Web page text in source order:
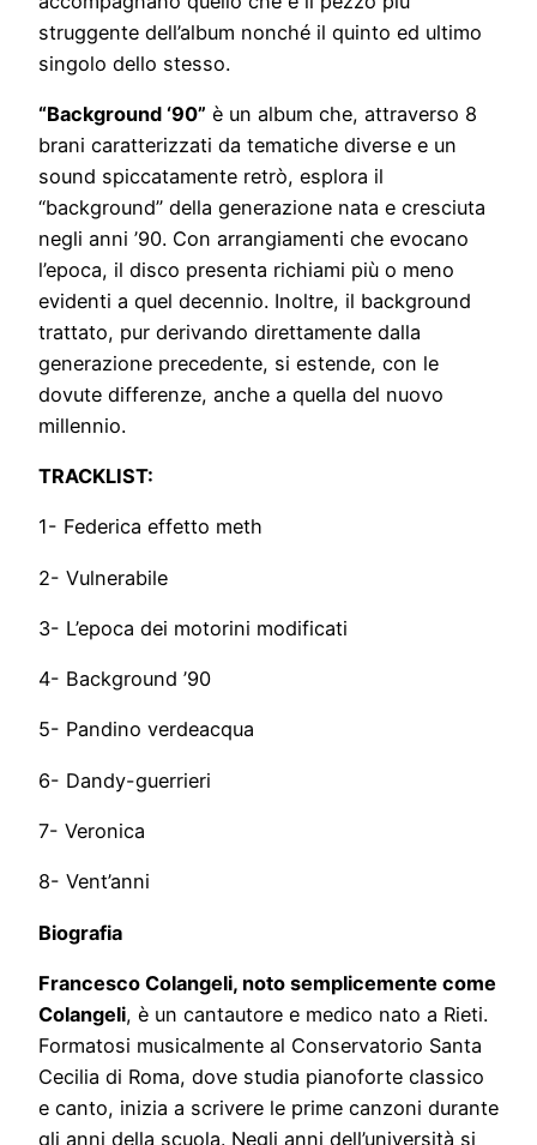
struggente dell’album nonché il quinto ed ultimo
singolo dello stesso.
“Background ‘90” è un album che, attraverso 8
brani caratterizzati da tematiche diverse e un
sound spiccatamente retrò, esplora il
“background” della generazione nata e cresciuta
negli anni ’90. Con arrangiamenti che evocano
l’epoca, il disco presenta richiami più o meno
evidenti a quel decennio. Inoltre, il background
trattato, pur derivando direttamente dalla
generazione precedente, si estende, con le
dovute differenze, anche a quella del nuovo
millennio.
TRACKLIST:
1- Federica effetto meth
2- Vulnerabile
3- L’epoca dei motorini modificati
4- Background ’90
5- Pandino verdeacqua
6- Dandy-guerrieri
7- Veronica
8- Vent’anni
Biografia
Francesco Colangeli, noto semplicemente come
Colangeli, è un cantautore e medico nato a Rieti.
Formatosi musicalmente al Conservatorio Santa
Cecilia di Roma, dove studia pianoforte classico
e canto, inizia a scrivere le prime canzoni durante
gli anni della scuola. Negli anni dell’università si